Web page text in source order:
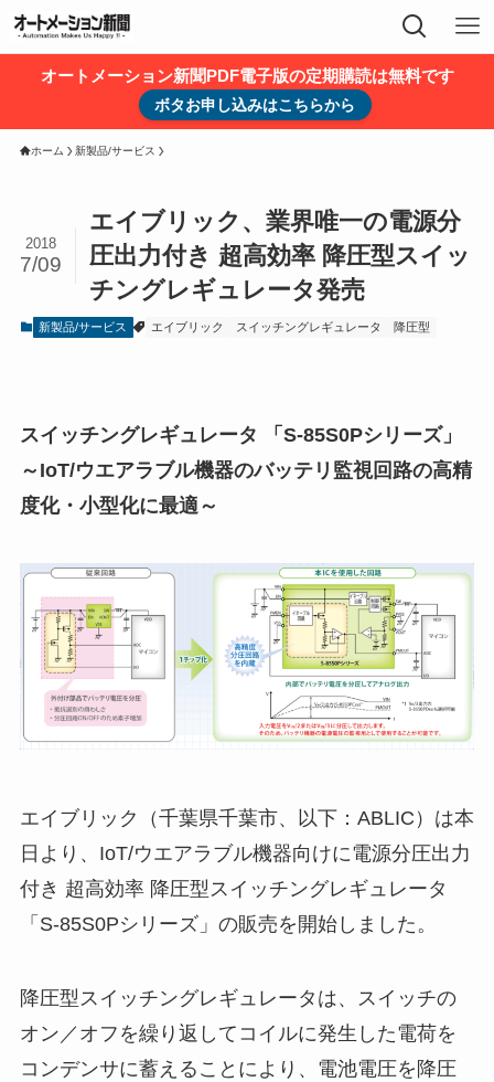
オートメーション新聞PDF電子版の定期購読は無料です
ボタお申し込みはこちらから
ホーム 新製品/サービス
エイブリック、業界唯一の電源分
圧出力付き 超高効率 降圧型スイッ
チングレギュレータ発売
2018
7/09
新製品/サービス エイブリック スイッチングレギュレータ 降圧型
スイッチングレギュレータ 「S-85S0Pシリーズ」
～IoT/ウエアラブル機器のバッテリ監視回路の高精
度化・小型化に最適～
エイブリック（千葉県千葉市、以下：ABLIC）は本
日より、IoT/ウエアラブル機器向けに電源分圧出力
付き 超高効率 降圧型スイッチングレギュレータ
「S-85S0Pシリーズ」の販売を開始しました。
降圧型スイッチングレギュレータは、スイッチの
オン／オフを繰り返してコイルに発生した電荷を
コンデンサに蓄えることにより、電池電圧を降圧